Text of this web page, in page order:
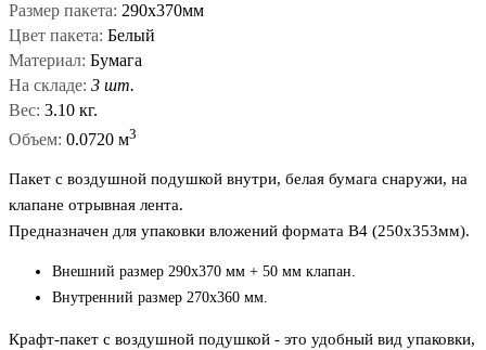
Размер пакета: 290х370мм
Цвет пакета: Белый
Материал: Бумага
На складе: 3 шт.
Вес: 3.10 кг.
Объем: 0.0720 м3
Пакет с воздушной подушкой внутри, белая бумага снаружи, на
клапане отрывная лента.
Предназначен для упаковки вложений формата B4 (250х353мм).
Внешний размер 290х370 мм + 50 мм клапан.
Внутренний размер 270х360 мм.
Крафт-пакет с воздушной подушкой - это удобный вид упаковки,